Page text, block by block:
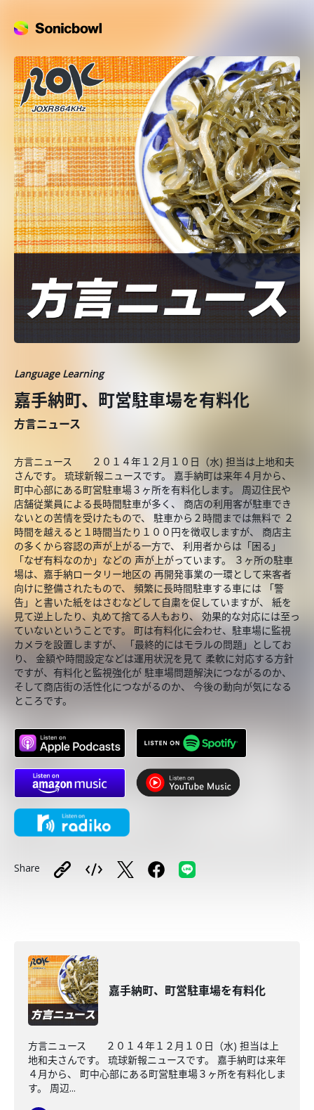
Language Learning
嘉手納町、町営駐車場を有料化
方言ニュース
方言ニュース ２０１４年１２月１０日（水) 担当は上地和夫
さんです。 琉球新報ニュースです。 嘉手納町は来年４月から、
町中心部にある町営駐車場３ヶ所を有料化します。 周辺住民や
店舗従業員による長時間駐車が多く、 商店の利用客が駐車でき
ないとの苦情を受けたもので、 駐車から２時間までは無料で ２
時間を越えると１時間当たり１００円を徴収しますが、 商店主
の多くから容認の声が上がる一方で、 利用者からは「困る」
「なぜ有料なのか」などの 声が上がっています。 ３ヶ所の駐車
場は、嘉手納ロータリー地区の 再開発事業の一環として来客者
向けに整備されたもので、 頻繁に長時間駐車する車には 「警
告」と書いた紙をはさむなどして自粛を促していますが、 紙を
見て逆上したり、丸めて捨てる人もおり、 効果的な対応には至っ
ていないということです。 町は有料化に会わせ、駐車場に監視
カメラを設置しますが、 「最終的にはモラルの問題」としてお
り、 金額や時間設定などは運用状況を見て 柔軟に対応する方針
ですが、有料化と監視強化が 駐車場問題解決につながるのか、
そして商店街の活性化につながるのか、 今後の動向が気になる
ところです。
Share
嘉手納町、町営駐車場を有料化
方言ニュース ２０１４年１２月１０日（水) 担当は上
地和夫さんです。 琉球新報ニュースです。 嘉手納町は来年
４月から、 町中心部にある町営駐車場３ヶ所を有料化しま
す。 周辺...